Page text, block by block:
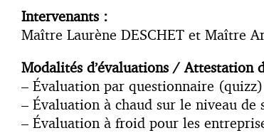
Intervenants :
Maître Laurène DESCHET et Maître
Modalités d’évaluations / Attestation
– Évaluation par questionnaire
– Évaluation à chaud sur le niveau
– Évaluation à froid pour les